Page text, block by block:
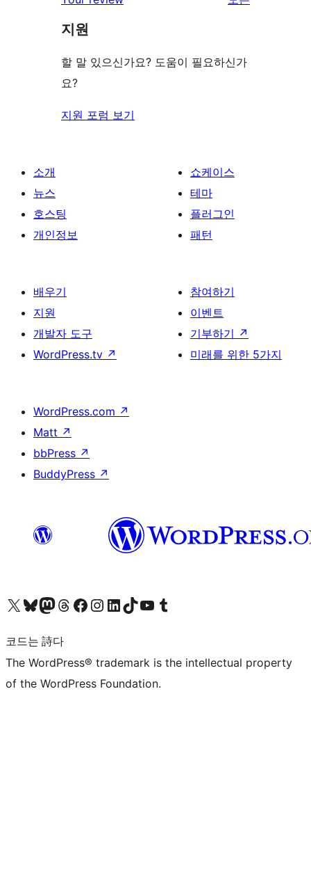
지원
할 말 있으신가요? 도움이 필요하신가
요?
지원 포럼 보기
소개
뉴스
호스팅
개인정보
쇼케이스
테마
플러그인
패턴
배우기
지원
개발자 도구
WordPress.tv ↗
참여하기
이벤트
기부하기 ↗
미래를 위한 5가지
WordPress.com ↗
Matt ↗
bbPress ↗
BuddyPress ↗
X(이전 트위터) 계정 방문하기블루스카이 계정 방문하기마스토돈 계정 방문하기스레드 계정 방문하기 페이스북 페이지 방문하기인스타그램 계정 방문하기 LinkedIn 계정 방문하기틱톡 계정 방문하기유튜브 채널 방문하기 텀블러 계정 방문하기
코드는 詩다
The WordPress® trademark is the intellectual property
of the WordPress Foundation.